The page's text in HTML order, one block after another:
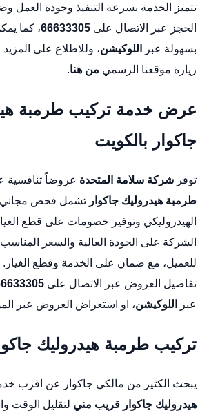
تتميز الخدمة بسرعة التنفيذ وجودة
الحجز عبر الاتصال على 66633305، كما
بسهولة عبر
اللوكيشن، وللاطلاع على
زيارة موقعنا الرسمي من هنا.
عرض خدمة تركيب طرمبة
جاكوار بالكويت
توفر شركة سلامة المتحدة عروضاً
طرمبة هيدروليك جاكوار تشمل فحص مجاني
الهيدروليكي وتوفير خصومات على قطع
الشركة على الجودة العالية والسعر
للعميل، مع ضمان على الخدمة وقطع
تفاصيل العروض عبر الاتصال على
عبر
اللوكيشن، او استعراض العروض عبر
تركيب طرمبة هيدروليك
يبحث الكثير من مالكي جاكوار عن اقرب
هيدروليك جاكوار قريب مني لتقليل الوقت